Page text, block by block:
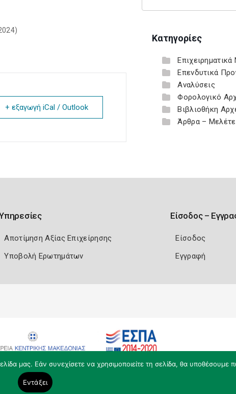
+ εξαγωγή iCal / Outlook
Κατηγορίες
Επενδυτικά
Αναλύσεις
Φορολογικό
Βιβλιοθήκη
Άρθρα –
Αποτίμηση Αξίας Επιχείρησης
Υποβολή Ερωτημάτων
Είσοδος –
Είσοδος
Εγγραφή
μας. Εάν συνεχίσετε να χρησιμοποιείτε τη σελίδα, θα υποθέσουμε
Εντάξει